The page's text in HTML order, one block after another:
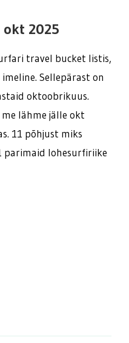
okt 2025
travel bucket listis,
Sellepärast on
oktoobrikuus.
lähme jälle okt
11 põhjust miks
parimaid lohesurfiriike